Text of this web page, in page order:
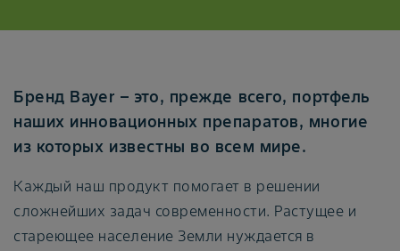
Бренд Bayer – это, прежде всего, портфель
наших инновационных препаратов, многие
из которых известны во всем мире.
Каждый наш продукт помогает в решении
сложнейших задач современности. Растущее и
стареющее население Земли нуждается в